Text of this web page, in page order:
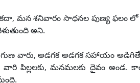
మన శనివారం సాధనల పుణ్య ఫలం లో
అని.
గుణ వారు, అడగక అడగక సహాయం
వారి పిల్లలకు, మనమలకు దైవం అండ.